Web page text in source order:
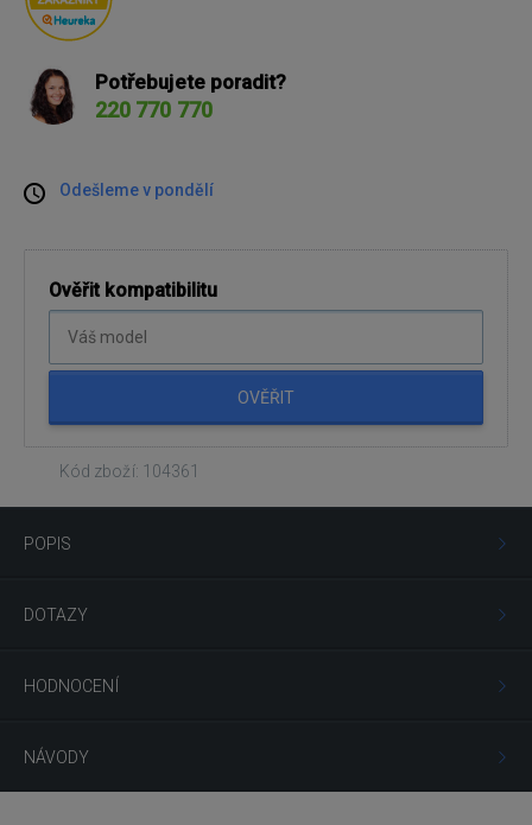
Potřebujete poradit?
220 770 770
Odešleme v pondělí
Ověřit kompatibilitu
OVĚŘIT
Kód zboží: 104361
POPIS
DOTAZY
HODNOCENÍ
NÁVODY